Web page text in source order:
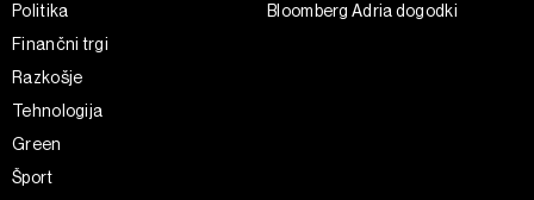
Politika
Finančni trgi
Razkošje
Tehnologija
Green
Šport
Bloomberg Adria dogodki